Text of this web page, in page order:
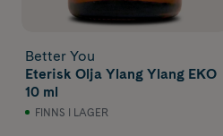
Better You
Eterisk Olja Ylang Ylang EKO
10 ml
FINNS I LAGER